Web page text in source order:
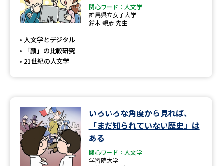
専門学校の資料請求 大学院の資料請求
留学・進学関連、塾・予備校
大学入学共通テスト「受験上の
高等学校（情報）教員資格認定
関心ワード：人文学
群馬県立女子大学
鈴木 親彦 先生
人文学とデジタル
「顔」の比較研究
21世紀の人文学
いろいろな角度から見れば、
「まだ知られていない歴史」は
ある
関心ワード：人文学
学習院大学